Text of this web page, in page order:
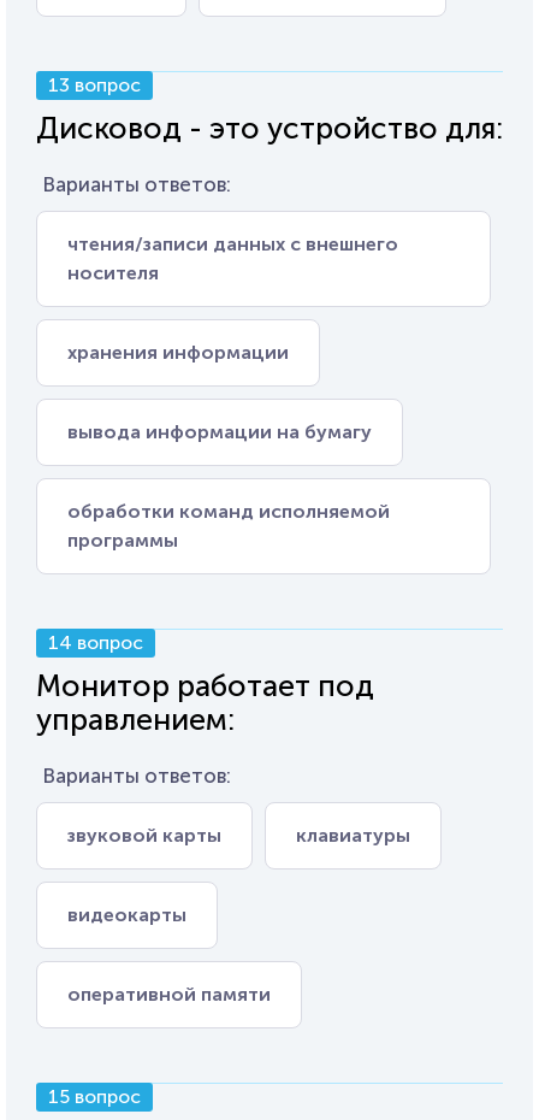
13 вопрос
Дисковод - это устройство для:
Варианты ответов:
чтения/записи данных с внешнего
носителя
хранения информации
вывода информации на бумагу
обработки команд исполняемой
программы
14 вопрос
Монитор работает под
управлением:
Варианты ответов:
звуковой карты клавиатуры
видеокарты
оперативной памяти
15 вопрос